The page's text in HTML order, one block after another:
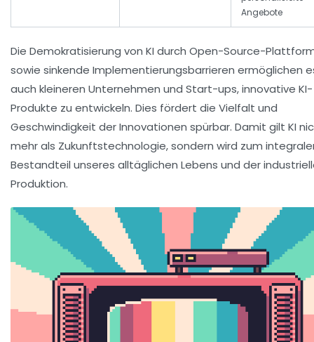
Angebote
Die Demokratisierung von KI durch Open-Source-
sowie sinkende Implementierungsbarrieren ermöglichen
auch kleineren Unternehmen und Start-ups, innovative KI-
Produkte zu entwickeln. Dies fördert die Vielfalt und
Geschwindigkeit der Innovationen spürbar. Damit gilt KI
mehr als Zukunftstechnologie, sondern wird zum
Bestandteil unseres alltäglichen Lebens und der
Produktion.